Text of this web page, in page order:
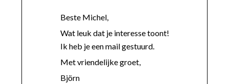
Beste Michel,
Wat leuk dat je interesse toont!
Ik heb je een mail gestuurd.
Met vriendelijke groet,
Björn